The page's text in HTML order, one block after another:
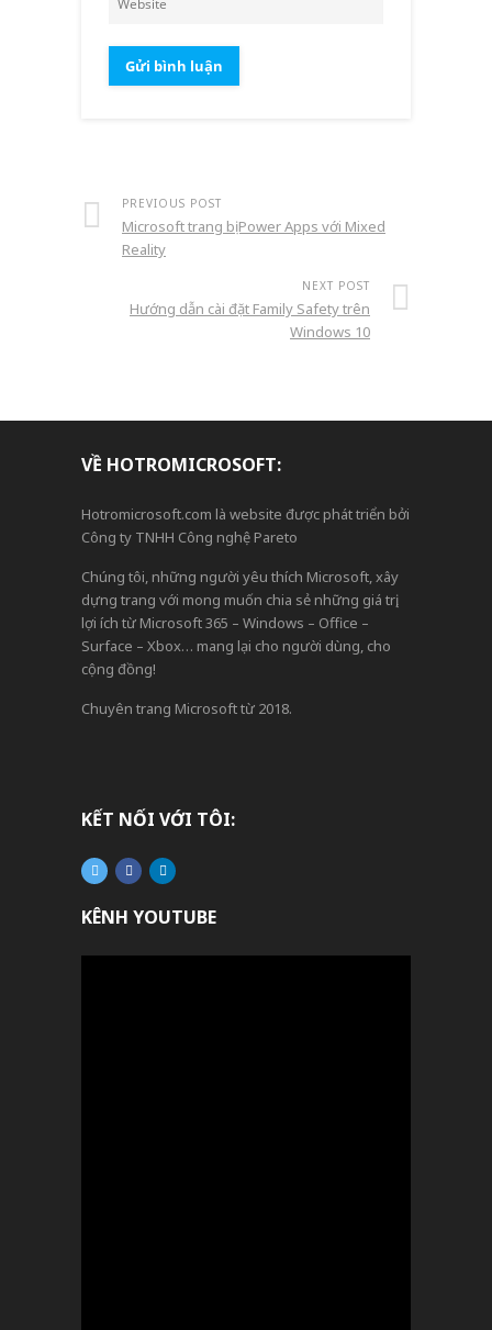
PREVIOUS POST
Microsoft trang bị Power Apps với Mixed
Reality
NEXT POST
Hướng dẫn cài đặt Family Safety trên
Windows 10
VỀ HOTROMICROSOFT:
Hotromicrosoft.com là website được phát triển bởi
Công ty TNHH Công nghệ Pareto
Chúng tôi, những người yêu thích Microsoft, xây
dựng trang với mong muốn chia sẻ những giá trị,
lợi ích từ Microsoft 365 – Windows – Office –
Surface – Xbox… mang lại cho người dùng, cho
cộng đồng!
Chuyên trang Microsoft từ 2018.
KẾT NỐI VỚI TÔI:
KÊNH YOUTUBE